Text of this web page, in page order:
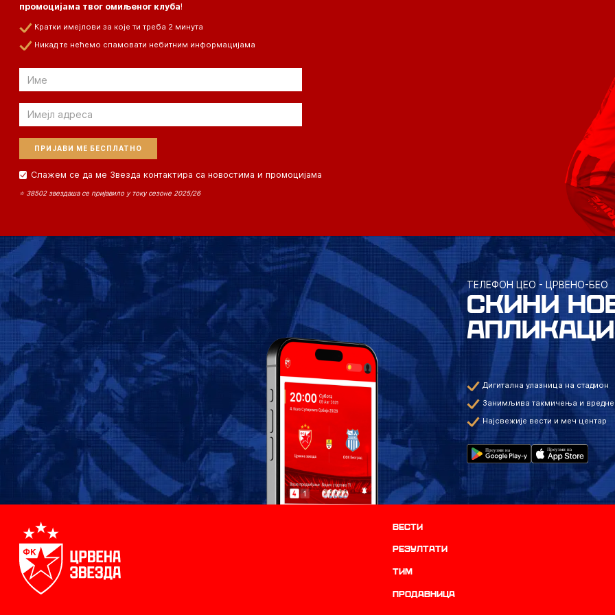
промоцијама твог омиљеног клуба!
Кратки имејлови за које ти треба 2 минута
Никад те нећемо спамовати небитним информацијама
Email
Email
Слажем се да ме Звезда контактира са новостима и промоцијама
⭐ 38502 звездаша се пријавило у току сезоне 2025/26
ТЕЛЕФОН ЦЕО - ЦРВЕНО-БЕО
СКИНИ
Дигитална улазница на стадион
Занимљива такмичења и вредне
Најсвежије вести и меч центар
Вести
резултати
ТИМ
продавница